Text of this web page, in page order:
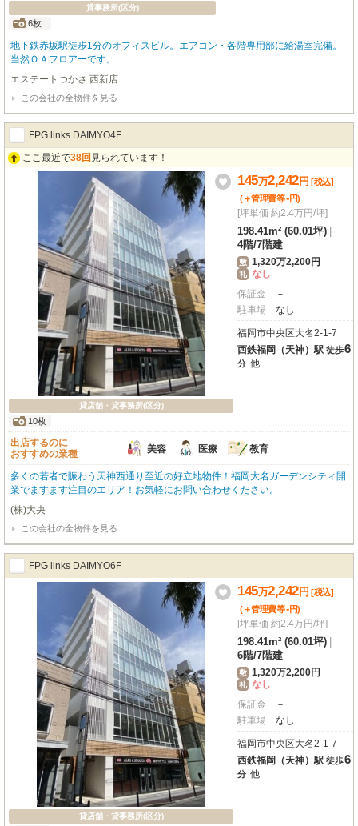
貸事務所(区分)
6枚
地下鉄赤坂駅徒歩1分のオフィスビル。エアコン・各階専用部に給湯室完備。
当然ＯＡフロアーです。
エステートつかさ 西新店
この会社の全物件を見る
FPG links DAIMYO4F
ここ最近で38回 見られています！
貸店舗・貸事務所(区分)
10枚
145万2,242円 [税込]
(＋管理費等-円)
[坪単価 約2.4万円/坪]
198.41m² (60.01坪)
4階/7階建
敷 1,320万2,200円
礼 なし
保証金
－
駐車場
なし
福岡市中央区大名2-1-7
西鉄福岡（天神）駅 徒歩6
分 他
出店するのに
おすすめの業種
美容 医療 教育
多くの若者で賑わう天神西通り至近の好立地物件！福岡大名ガーデンシティ開
業でますます注目のエリア！お気軽にお問い合わせください。
(株)大央
この会社の全物件を見る
FPG links DAIMYO6F
貸店舗・貸事務所(区分)
145万2,242円 [税込]
(＋管理費等-円)
[坪単価 約2.4万円/坪]
198.41m² (60.01坪)
6階/7階建
敷 1,320万2,200円
礼 なし
保証金
－
駐車場
なし
福岡市中央区大名2-1-7
西鉄福岡（天神）駅 徒歩6
分 他